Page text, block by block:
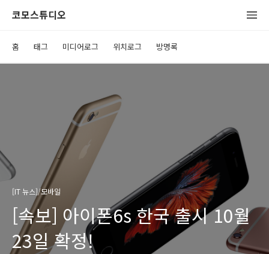
코모스튜디오
홈 태그 미디어로그 위치로그 방명록
[IT 뉴스]/모바일
[속보] 아이폰6s 한국 출시 10월
23일 확정!